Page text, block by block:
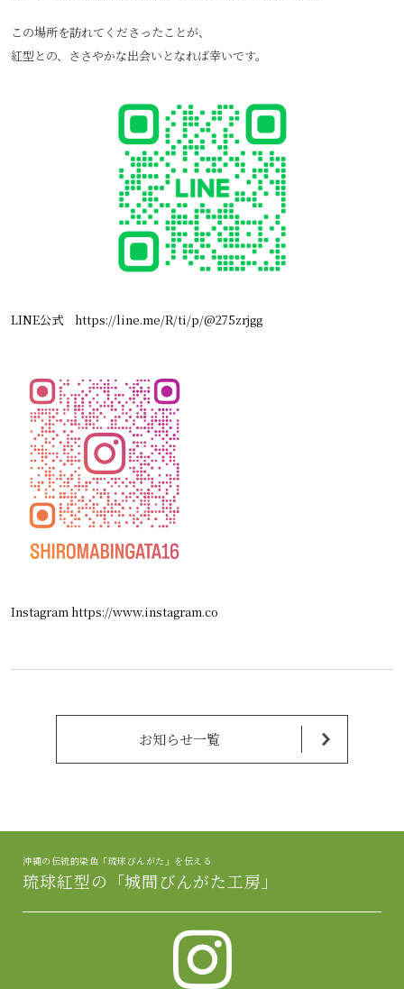
この場所を訪れてくださったことが、
紅型との、ささやかな出会いとなれば幸いです。
LINE公式 https://line.me/R/ti/p/@275zrjgg
Instagram https://www.instagram.co
お知らせ一覧
沖縄の伝統的染色「琉球びんがた」を伝える
琉球紅型の「城間びんがた工房」